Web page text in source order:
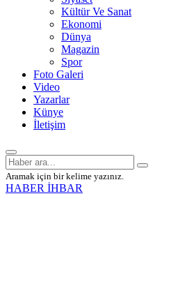
Kültür Ve Sanat
Ekonomi
Dünya
Magazin
Spor
Foto Galeri
Video
Yazarlar
Künye
İletişim
Aramak için bir kelime yazınız.
HABER İHBAR